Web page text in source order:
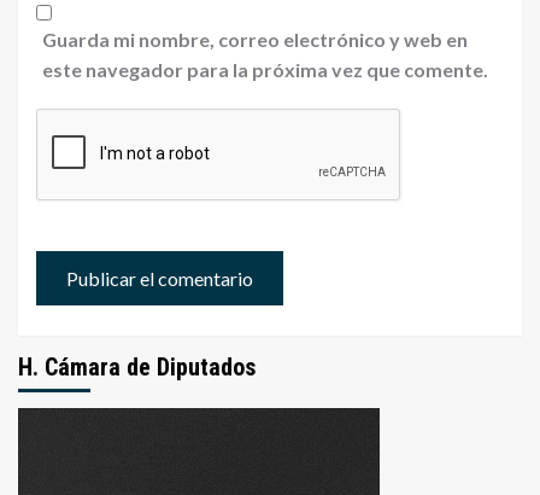
Guarda mi nombre, correo electrónico y web en
este navegador para la próxima vez que comente.
H. Cámara de Diputados